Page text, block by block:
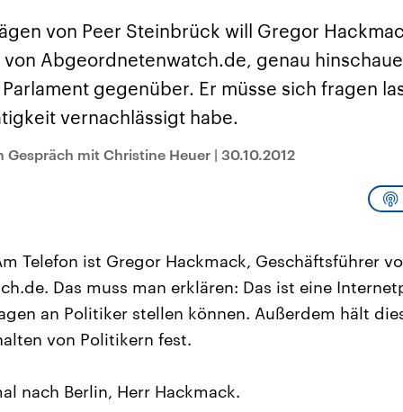
und
gehören die
Staaten zu
der Erde, mit
Einfluss auf das
Weltgeschehen.
Der Überfall der
palästinensischen
Terrororganisation
Hamas im Oktober 2023
auf Israel hat in der
Region wieder die
Gewalt entfacht. Israel
möchte die Hamas
die Hisbollah im Libanon
Der Iran – seit der
Islamischen
1979 auch
Republik Iran – ist
von einem
Religionsführer
ist fest in der
von Peer Steinbrück will Gregor
Abgeordnetenwatch.de, genau
gegenüber. Er müsse sich fragen
vernachlässigt habe.
Gespräch mit Christine Heuer | 30.10.2012
Telefon ist Gregor Hackmack, Geschäftsführer
Das muss man erklären: Das ist eine
an Politiker stellen können. Außerdem hält
von Politikern fest.
nach Berlin, Herr Hackmack.